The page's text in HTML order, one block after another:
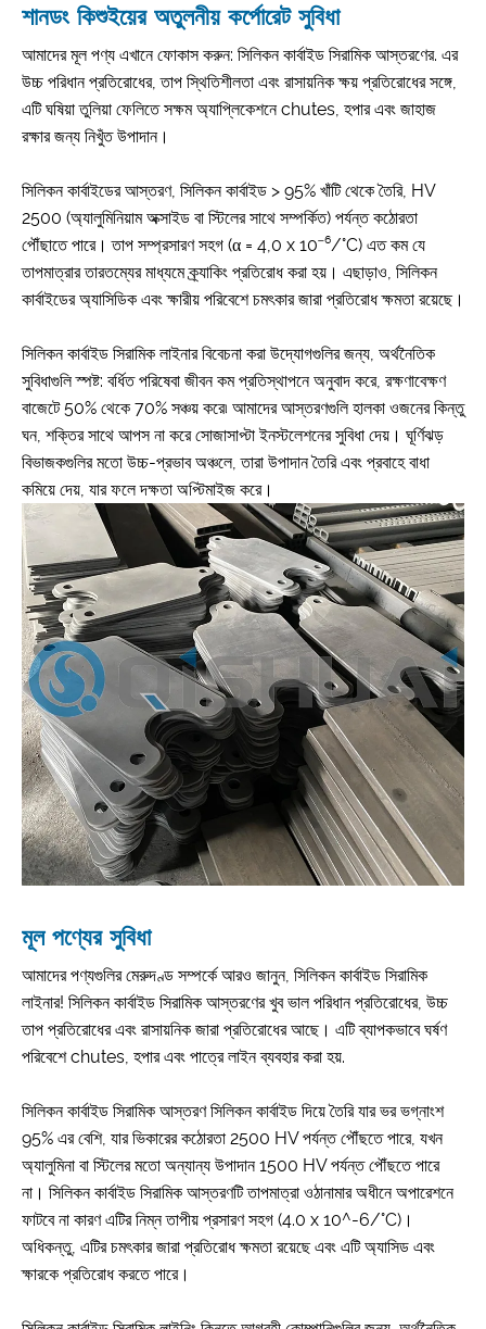
শানডং কিশুইয়ের অতুলনীয় কর্পোরেট সুবিধা
আমাদের মূল পণ্য এখানে ফোকাস করুন: সিলিকন কার্বাইড সিরামিক আস্তরণের. এর
উচ্চ পরিধান প্রতিরোধের, তাপ স্থিতিশীলতা এবং রাসায়নিক ক্ষয় প্রতিরোধের সঙ্গে,
এটি ঘষিয়া তুলিয়া ফেলিতে সক্ষম অ্যাপ্লিকেশনে chutes, হপার এবং জাহাজ
রক্ষার জন্য নিখুঁত উপাদান।
সিলিকন কার্বাইডের আস্তরণ, সিলিকন কার্বাইড > 95% খাঁটি থেকে তৈরি, HV
2500 (অ্যালুমিনিয়াম অক্সাইড বা স্টিলের সাথে সম্পর্কিত) পর্যন্ত কঠোরতা
পৌঁছাতে পারে। তাপ সম্প্রসারণ সহগ (α = 4,0 x 10⁻⁶/°C) এত কম যে
তাপমাত্রার তারতম্যের মাধ্যমে ক্র্যাকিং প্রতিরোধ করা হয়। এছাড়াও, সিলিকন
কার্বাইডের অ্যাসিডিক এবং ক্ষারীয় পরিবেশে চমৎকার জারা প্রতিরোধ ক্ষমতা রয়েছে।
সিলিকন কার্বাইড সিরামিক লাইনার বিবেচনা করা উদ্যোগগুলির জন্য, অর্থনৈতিক
সুবিধাগুলি স্পষ্ট: বর্ধিত পরিষেবা জীবন কম প্রতিস্থাপনে অনুবাদ করে, রক্ষণাবেক্ষণ
বাজেটে 50% থেকে 70% সঞ্চয় করে৷ আমাদের আস্তরণগুলি হালকা ওজনের কিন্তু
ঘন, শক্তির সাথে আপস না করে সোজাসাপ্টা ইনস্টলেশনের সুবিধা দেয়। ঘূর্ণিঝড়
বিভাজকগুলির মতো উচ্চ-প্রভাব অঞ্চলে, তারা উপাদান তৈরি এবং প্রবাহে বাধা
কমিয়ে দেয়, যার ফলে দক্ষতা অপ্টিমাইজ করে।
মূল পণ্যের সুবিধা
আমাদের পণ্যগুলির মেরুদণ্ড সম্পর্কে আরও জানুন, সিলিকন কার্বাইড সিরামিক
লাইনার! সিলিকন কার্বাইড সিরামিক আস্তরণের খুব ভাল পরিধান প্রতিরোধের, উচ্চ
তাপ প্রতিরোধের এবং রাসায়নিক জারা প্রতিরোধের আছে। এটি ব্যাপকভাবে ঘর্ষণ
পরিবেশে chutes, হপার এবং পাত্রে লাইন ব্যবহার করা হয়.
সিলিকন কার্বাইড সিরামিক আস্তরণ সিলিকন কার্বাইড দিয়ে তৈরি যার ভর ভগ্নাংশ
95% এর বেশি, যার ভিকারের কঠোরতা 2500 HV পর্যন্ত পৌঁছতে পারে, যখন
অ্যালুমিনা বা স্টিলের মতো অন্যান্য উপাদান 1500 HV পর্যন্ত পৌঁছতে পারে
না। সিলিকন কার্বাইড সিরামিক আস্তরণটি তাপমাত্রা ওঠানামার অধীনে অপারেশনে
ফাটবে না কারণ এটির নিম্ন তাপীয় প্রসারণ সহগ (4.0 x 10^-6/°C)।
অধিকন্তু, এটির চমৎকার জারা প্রতিরোধ ক্ষমতা রয়েছে এবং এটি অ্যাসিড এবং
ক্ষারকে প্রতিরোধ করতে পারে।